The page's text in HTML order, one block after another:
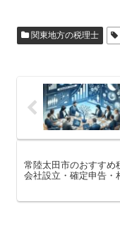
関東地方の税理士
常陸太田市のおすすめ
会社設立・確定申告・